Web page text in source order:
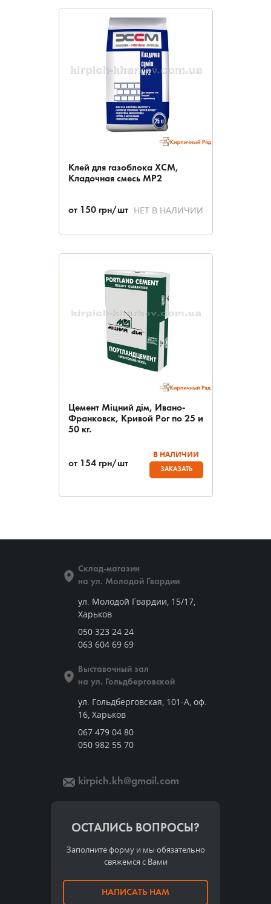
Клей для газоблока ХСМ,
Кладочная смесь МР2
от 150 грн/шт НЕТ В НАЛИЧИИ
Цемент Міцний дім, Ивано-
Франковск, Кривой Рог по 25 и
50 кг.
от 154 грн/шт
В НАЛИЧИИ
ЗАКАЗАТЬ
Склад-магазин
на ул. Молодой Гвардии
ул. Молодой Гвардии, 15/17,
Харьков
050 323 24 24
063 604 69 69
Выставочный зал
на ул. Гольдберговской
ул. Гольдберговская, 101-А, оф.
16, Харьков
067 479 04 80
050 982 55 70
kirpich.kh@gmail.com
ОСТАЛИСЬ ВОПРОСЫ?
Заполните форму и мы обязательно
свяжемся с Вами
НАПИСАТЬ НАМ